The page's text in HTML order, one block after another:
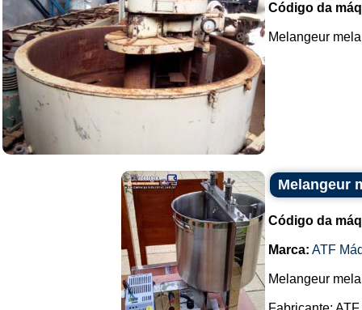
Código da
Melangeur
Melangeur
Código da
Marca: ATF
Melangeur